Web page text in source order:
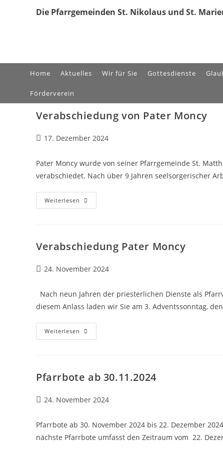
Die Pfarrgemeinden St. Nikolaus und St.
Home Aktuelles Wir für Sie Gottesdienste
Förderverein
Verabschiedung von Pater Moncy
Beitrag
17. Dezember 2024
Pater Moncy wurde von seiner Pfarrgemeinde St.
verabschiedet. Nach über 9 Jahren seelsorgerischer
Weiterlesen Verabschiedung
Von
Verabschiedung Pater Moncy
Beitrag
24. November 2024
Nach neun Jahren der priesterlichen Dienste als
diesem Anlass laden wir Sie am 3. Adventssonntag,
Weiterlesen Verabschiedung
Pater
Pfarrbote ab 30.11.2024
Beitrag
24. November 2024
Pfarrbote ab 30. November 2024 bis 22. Dezember
nächste Pfarrbote umfasst den Zeitraum vom 22.